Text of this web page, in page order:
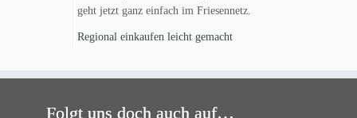
geht jetzt ganz einfach im Friesennetz.
Regional einkaufen leicht gemacht
Folgt uns doch auch auf…